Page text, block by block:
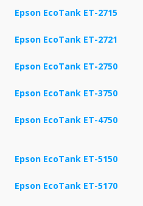
Epson EcoTank ET-2715
Epson EcoTank ET-2721
Epson EcoTank ET-2750
Epson EcoTank ET-3750
Epson EcoTank ET-4750
Epson EcoTank ET-5150
Epson EcoTank ET-5170